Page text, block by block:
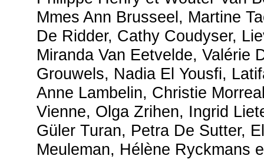
Mmes Ann Brusseel, Martine
De Ridder, Cathy Coudyser,
Miranda Van Eetvelde, Valérie
Grouwels, Nadia El Yousfi,
Anne Lambelin, Christie
Vienne, Olga Zrihen, Ingrid
Güler Turan, Petra De Sutter,
Meuleman, Hélène Ryckmans